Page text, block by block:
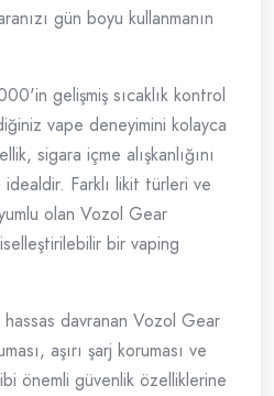
gün boyu kullanmanın
gelişmiş sıcaklık kontrol
vape deneyimini kolayca
sigara içme alışkanlığını
Farklı likit türleri ve
olan Vozol Gear
bir vaping
davranan Vozol Gear
aşırı şarj koruması ve
önemli güvenlik özelliklerine